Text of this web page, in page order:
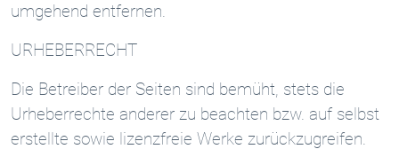
umgehend entfernen.
URHEBERRECHT
Die Betreiber der Seiten sind bemüht, stets die
Urheberrechte anderer zu beachten bzw. auf selbst
erstellte sowie lizenzfreie Werke zurückzugreifen.